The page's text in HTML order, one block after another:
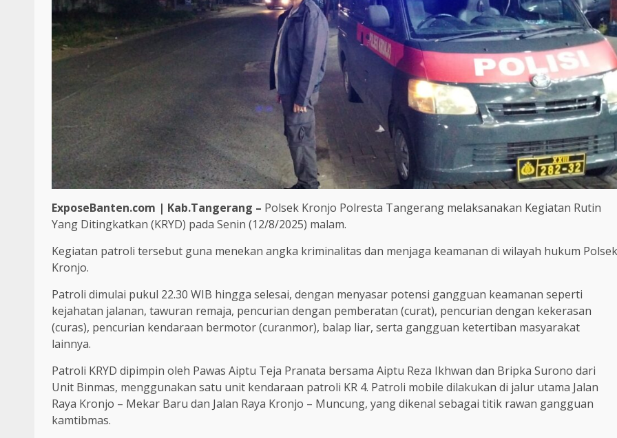
ExposeBanten.com | Kab.Tangerang – Polsek Kronjo Polresta Tangerang melaksanakan Kegiatan Rutin
Yang Ditingkatkan (KRYD) pada Senin (12/8/2025) malam.
Kegiatan patroli tersebut guna menekan angka kriminalitas dan menjaga keamanan di wilayah hukum Polsek
Kronjo.
Patroli dimulai pukul 22.30 WIB hingga selesai, dengan menyasar potensi gangguan keamanan seperti
kejahatan jalanan, tawuran remaja, pencurian dengan pemberatan (curat), pencurian dengan kekerasan
(curas), pencurian kendaraan bermotor (curanmor), balap liar, serta gangguan ketertiban masyarakat
lainnya.
Patroli KRYD dipimpin oleh Pawas Aiptu Teja Pranata bersama Aiptu Reza Ikhwan dan Bripka Surono dari
Unit Binmas, menggunakan satu unit kendaraan patroli KR 4. Patroli mobile dilakukan di jalur utama Jalan
Raya Kronjo – Mekar Baru dan Jalan Raya Kronjo – Muncung, yang dikenal sebagai titik rawan gangguan
kamtibmas.